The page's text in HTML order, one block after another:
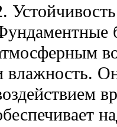
влажность.